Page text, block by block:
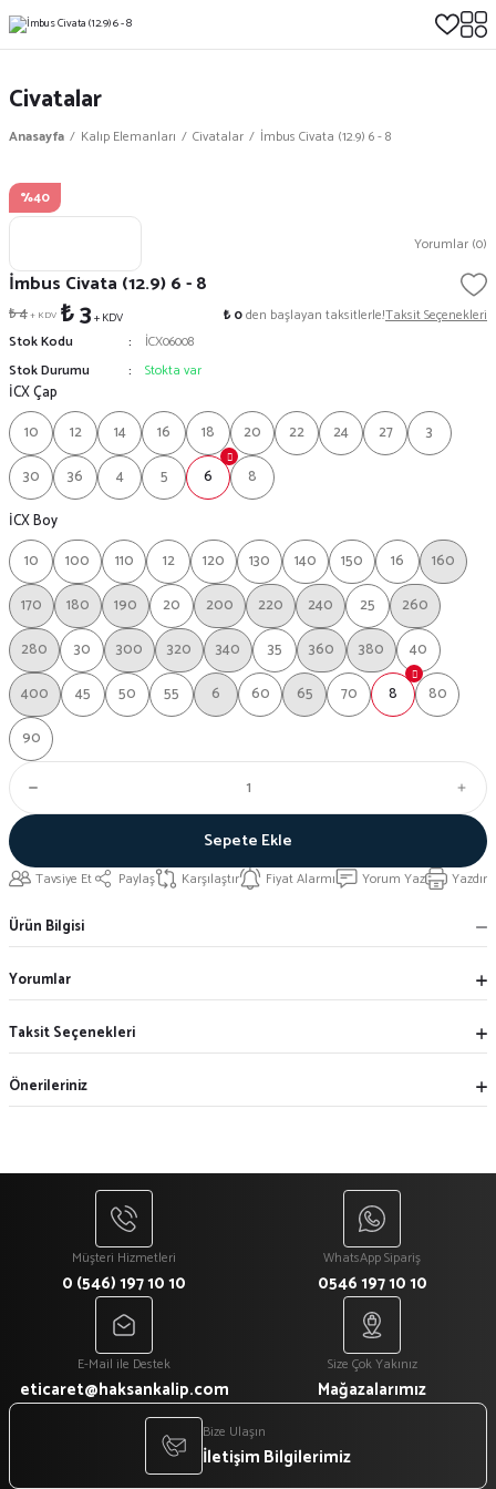
Civatalar
Anasayfa Kalıp Elemanları Civatalar İmbus Civata (12.9) 6 - 8
%40
Yorumlar (0)
İmbus Civata (12.9) 6 - 8
₺ 4+ KDV ₺ 3+ KDV ₺ 0den başlayan taksitlerle!Taksit Seçenekleri
Stok Kodu
İCX06008
Stok Durumu
Stokta var
İCX Çap
10
12 14 16 18 20 22 24 27
3
30
36 4 5 6
8
İCX Boy
10
100 110 12 120 130 140 150 16
160
170
180 190 20 200 220 240 25
260
280
30 300 320 340 35 360 380
40
400
45 50 55 6 60 65 70 8
80
90
Sepete Ekle
Tavsiye Et Paylaş Karşılaştır Fiyat Alarmı Yorum Yaz Yazdır
Ürün Bilgisi
Yorumlar
Taksit Seçenekleri
Önerileriniz
Müşteri Hizmetleri
0 (546) 197 10 10
WhatsApp Sipariş
0546 197 10 10
E-Mail ile Destek
eticaret@haksankalip.com
Size Çok Yakınız
Mağazalarımız
Bize Ulaşın
İletişim Bilgilerimiz